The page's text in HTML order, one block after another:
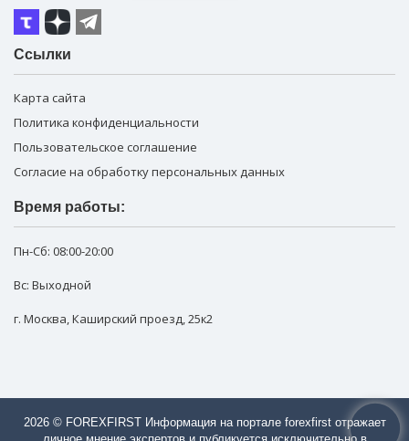
Ссылки
Карта сайта
Политика конфиденциальности
Пользовательское соглашение
Согласие на обработку персональных данных
Время работы:
Пн-Сб: 08:00-20:00
Вс: Выходной
г. Москва,Каширский проезд, 25к2
2026 © FOREXFIRST Информация на портале forexfirst отражает